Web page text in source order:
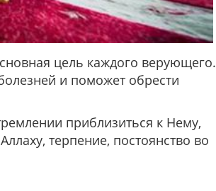
цель каждого верующего.
и поможет обрести
приблизиться к Нему,
терпение, постоянство во